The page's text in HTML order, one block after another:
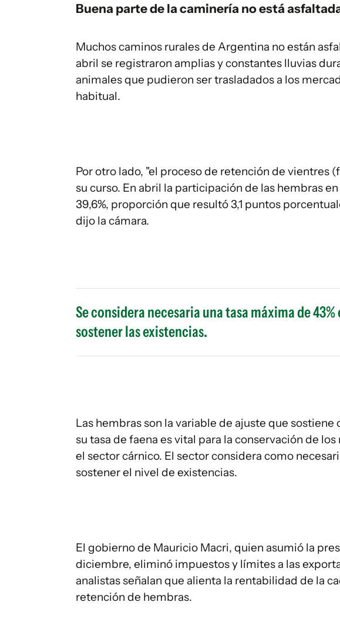
Buena parte de la caminería no está
Muchos caminos rurales de Argentina no están
abril se registraron amplias y constantes lluvias
animales que pudieron ser trasladados a los
habitual.
Por otro lado, "el proceso de retención de vientres
su curso. En abril la participación de las hembras
39,6%, proporción que resultó 3,1 puntos
dijo la cámara.
Se considera necesaria una tasa máxima de
sostener las existencias.
Las hembras son la variable de ajuste que
su tasa de faena es vital para la conservación de
el sector cárnico. El sector considera como
sostener el nivel de existencias.
El gobierno de Mauricio Macri, quien asumió la
diciembre, eliminó impuestos y límites a las
analistas señalan que alienta la rentabilidad de la
retención de hembras.